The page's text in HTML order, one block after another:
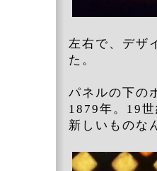
左右で、デザ
た。
パネルの下の
1879年。19
新しいものな